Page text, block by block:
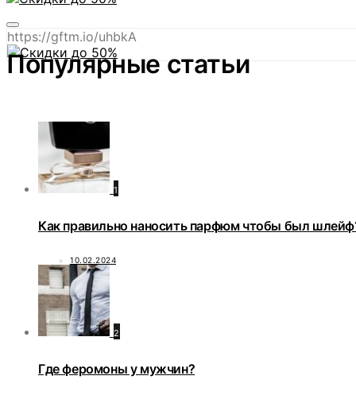
https://gftm.io/uhbkA
Популярные статьи
1
Как правильно наносить парфюм чтобы был
10.02.2024
2
Где феромоны у мужчин?